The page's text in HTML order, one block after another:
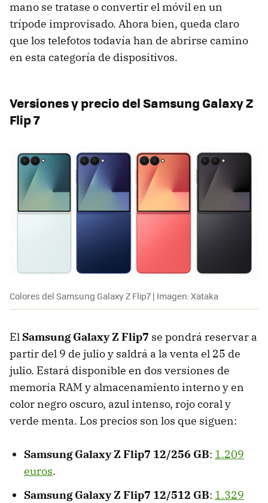
mano se tratase o convertir el móvil en un
trípode improvisado. Ahora bien, queda claro
que los telefotos todavía han de abrirse camino
en esta categoría de dispositivos.
Versiones y precio del Samsung Galaxy Z
Flip 7
Colores del Samsung Galaxy Z Flip7 | Imagen: Xataka
El Samsung Galaxy Z Flip7 se pondrá reservar a
partir del 9 de julio y saldrá a la venta el 25 de
julio. Estará disponible en dos versiones de
memoria RAM y almacenamiento interno y en
color negro oscuro, azul intenso, rojo coral y
verde menta. Los precios son los que siguen:
Samsung Galaxy Z Flip7 12/256 GB: 1.209
euros.
Samsung Galaxy Z Flip7 12/512 GB: 1.329